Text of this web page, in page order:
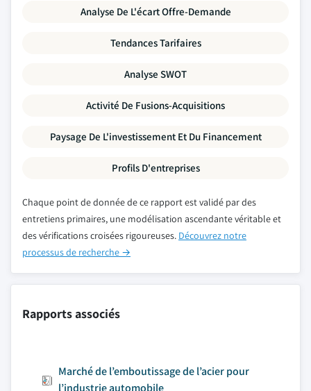
Analyse De L'écart Offre-Demande
Tendances Tarifaires
Analyse SWOT
Activité De Fusions-Acquisitions
Paysage De L'investissement Et Du Financement
Profils D'entreprises
Chaque point de donnée de ce rapport est validé par des
entretiens primaires, une modélisation ascendante véritable et
des vérifications croisées rigoureuses. Découvrez notre
processus de recherche →
Rapports associés
Marché de l’emboutissage de l’acier pour
l’industrie automobile